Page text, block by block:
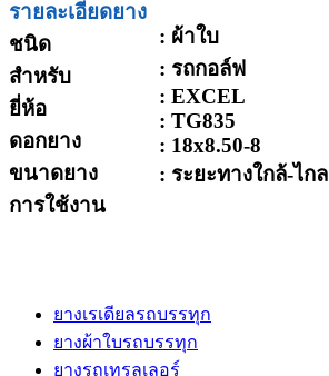
รายละเอียดยาง
ชนิด
สำหรับ
ยี่ห้อ
ดอกยาง
ขนาดยาง
การใช้งาน
: ผ้าใบ
: รถกอล์ฟ
: EXCEL
: TG835
: 18x8.50-8
: ระยะทางใกล้-ไกล
ยางเรเดียลรถบรรทุก
ยางผ้าใบรถบรรทุก
ยางรถเทรลเลอร์